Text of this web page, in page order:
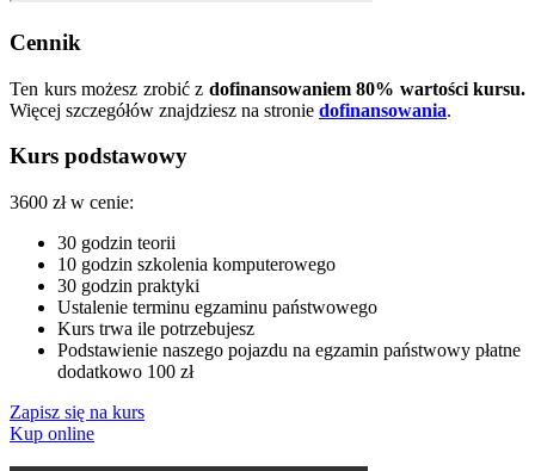
Cennik
Ten kurs możesz zrobić z dofinansowaniem 80% wartości kursu.
Więcej szczegółów znajdziesz na stronie dofinansowania.
Kurs podstawowy
3600 zł w cenie:
30 godzin teorii
10 godzin szkolenia komputerowego
30 godzin praktyki
Ustalenie terminu egzaminu państwowego
Kurs trwa ile potrzebujesz
Podstawienie naszego pojazdu na egzamin państwowy płatne
dodatkowo 100 zł
Zapisz się na kurs
Kup online